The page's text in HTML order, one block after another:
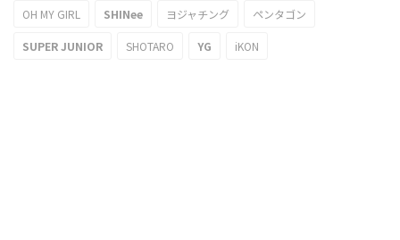
OH MY GIRL SHINee ヨジャチング ペンタゴン
SUPER JUNIOR SHOTARO YG iKON